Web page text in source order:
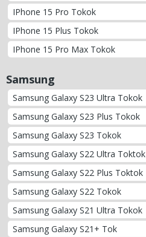
IPhone 15 Pro Tokok
IPhone 15 Plus Tokok
IPhone 15 Pro Max Tokok
Samsung
Samsung Galaxy S23 Ultra Tokok
Samsung Galaxy S23 Plus Tokok
Samsung Galaxy S23 Tokok
Samsung Galaxy S22 Ultra Toktok
Samsung Galaxy S22 Plus Toktok
Samsung Galaxy S22 Tokok
Samsung Galaxy S21 Ultra Tokok
Samsung Galaxy S21+ Tok